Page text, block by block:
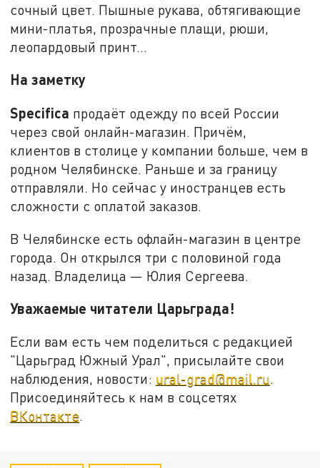
сочный цвет. Пышные рукава, обтягивающие
мини-платья, прозрачные плащи, рюши,
леопардовый принт...
На заметку
Specifica продаёт одежду по всей России
через свой онлайн-магазин. Причём,
клиентов в столице у компании больше, чем в
родном Челябинске. Раньше и за границу
отправляли. Но сейчас у иностранцев есть
сложности с оплатой заказов.
В Челябинске есть офлайн-магазин в центре
города. Он открылся три с половиной года
назад. Владелица — Юлия Сергеева.
Уважаемые читатели Царьграда!
Если вам есть чем поделиться с редакцией
"Царьград Южный Урал", присылайте свои
наблюдения, новости: ural-grad@mail.ru.
Присоединяйтесь к нам в соцсетях
ВКонтакте.